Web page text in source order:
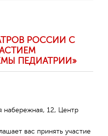
РОССИИ С
ПЕДИАТРИИ»
набережная, 12, Центр
вас принять участие